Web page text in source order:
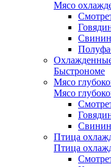
Мясо
Быстрономе
Мясо
Мясо
Птица
Птица